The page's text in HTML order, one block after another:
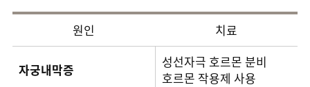
원인 치료
자궁내막증
성선자극 호르몬 분비
호르몬 작용제 사용